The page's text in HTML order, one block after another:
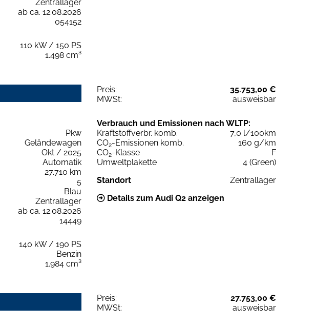
Zentrallager
ab ca. 12.08.2026
054152
110 kW / 150 PS
1.498 cm³
Preis:
35.753,00 €
MWSt:
ausweisbar
Pkw
Geländewagen
Okt / 2025
Automatik
27.710 km
5
Blau
Zentrallager
ab ca. 12.08.2026
14449
140 kW / 190 PS
Benzin
1.984 cm³
Verbrauch und Emissionen nach WLTP:
Kraftstoffverbr. komb.
7,0 l/100km
CO2-Emissionen komb.
160 g/km
CO2-Klasse
F
Umweltplakette
4 (Green)
Standort
Zentrallager
Details zum Audi Q2 anzeigen
Preis:
27.753,00 €
MWSt:
ausweisbar